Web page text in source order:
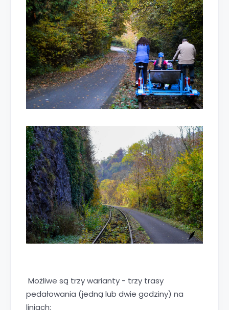
Możliwe są trzy warianty - trzy trasy
pedałowania (jedną lub dwie godziny) na
liniach: